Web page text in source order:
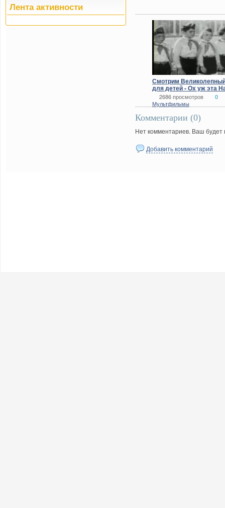
Лента активности
Смотрим
для детей - Ох уж эта
(1972)
2686 просмотров
0
Мультфильмы
Комментарии (0)
Нет комментариев. Ваш будет
Добавить комментарий